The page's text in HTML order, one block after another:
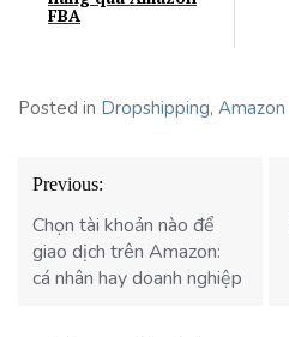
FBA
Posted in Dropshipping, Amazon
Điều
hướng
bài
viết
Previous:
Chọn tài khoản nào để
giao dịch trên Amazon:
cá nhân hay doanh nghiệp